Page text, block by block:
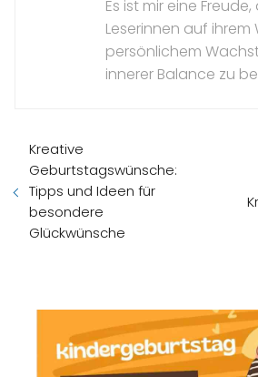
Es ist mir eine Freude,
Leserinnen auf ihrem
persönlichem
innerer Balance zu
Kreative
Geburtstagswünsche:
Tipps und Ideen für
besondere
Glückwünsche